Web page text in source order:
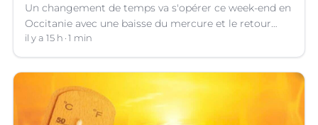
Un changement de temps va s'opérer ce week-end en
Occitanie avec une baisse du mercure et le retour
d'orages dans certains départements.
il y a 15 h 1 min